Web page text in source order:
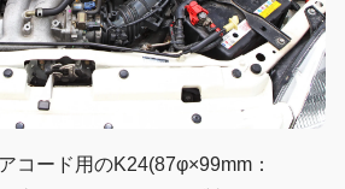
コード用のK24(87φ×99mm：